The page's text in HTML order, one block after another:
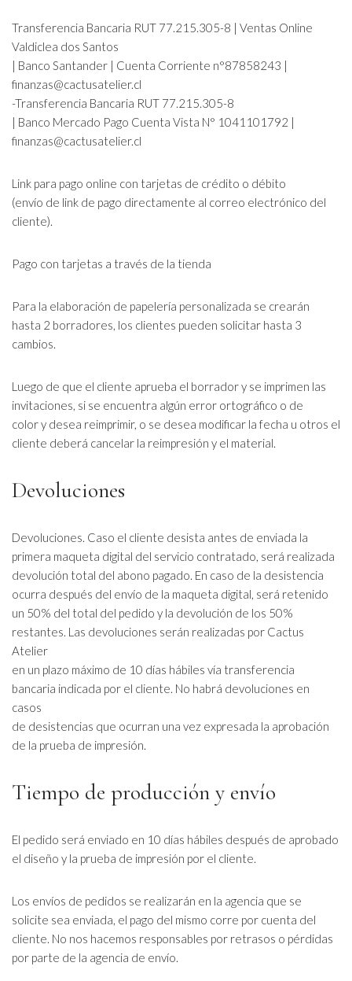
Transferencia Bancaria RUT 77.215.305-8 | Ventas Online
Valdiclea dos Santos
| Banco Santander | Cuenta Corriente n°87858243 |
finanzas@cactusatelier.cl
-Transferencia Bancaria RUT 77.215.305-8
| Banco Mercado Pago Cuenta Vista N° 1041101792 |
finanzas@cactusatelier.cl
Link para pago online con tarjetas de crédito o débito
(envío de link de pago directamente al correo electrónico del
cliente).
Pago con tarjetas a través de la tienda
Para la elaboración de papelería personalizada se crearán
hasta 2 borradores, los clientes pueden solicitar hasta 3
cambios.
Luego de que el cliente aprueba el borrador y se imprimen las
invitaciones, si se encuentra algún error ortográfico o de
color y desea reimprimir, o se desea modificar la fecha u otros el
cliente deberá cancelar la reimpresión y el material.
Devoluciones
Devoluciones. Caso el cliente desista antes de enviada la
primera maqueta digital del servicio contratado, será realizada
devolución total del abono pagado. En caso de la desistencia
ocurra después del envío de la maqueta digital, será retenido
un 50% del total del pedido y la devolución de los 50%
restantes. Las devoluciones serán realizadas por Cactus
Atelier
en un plazo máximo de 10 días hábiles vía transferencia
bancaria indicada por el cliente. No habrá devoluciones en
casos
de desistencias que ocurran una vez expresada la aprobación
de la prueba de impresión.
Tiempo de producción y envío
El pedido será enviado en 10 días hábiles después de aprobado
el diseño y la prueba de impresión por el cliente.
Los envíos de pedidos se realizarán en la agencia que se
solicite sea enviada, el pago del mismo corre por cuenta del
cliente. No nos hacemos responsables por retrasos o pérdidas
por parte de la agencia de envío.